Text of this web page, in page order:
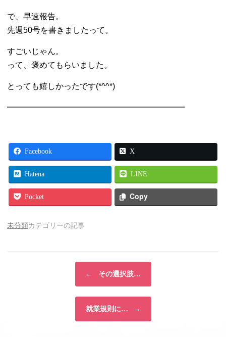
で、早速報告。
先週50号を書きましたって。
すごいじゃん。
って、褒めてもらいました。
とっても嬉しかったです(*^^*)
━━━━━━━━━━━━━━━━━━━━━━
Facebook X
Hatena LINE
Pocket Copy
未分類 カテゴリーの記事
←
その選択肢…
就業規則に… →